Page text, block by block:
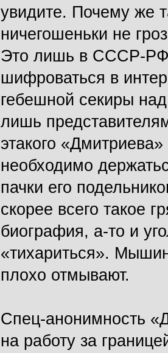
увидите. Почему же
ничегошеньки не
Это лишь в СССР-
шифроваться в
гебешной секиры
лишь
этакого
необходимо
пачки его
скорее всего такое
биография, а-то и
«тихариться».
плохо отмывают.
Спец-анонимность
на работу за